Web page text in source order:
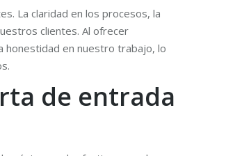
La claridad en los procesos, la
clientes. Al ofrecer
honestidad en nuestro trabajo, lo
de entrada